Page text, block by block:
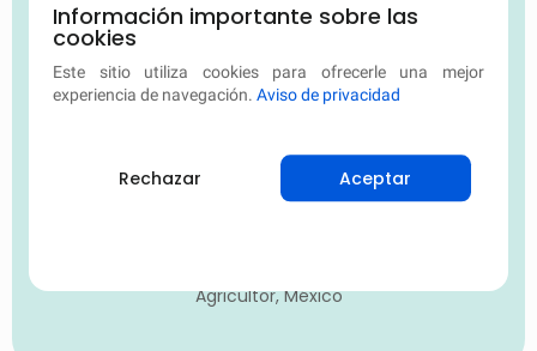
proporcionado excelentes análisis y
soluciones para las enfermedades
de mis plantas. ¡La recomiendo
desee mejorar la salud de sus
Agricultor, México
Información importante sobre las
cookies
Este sitio utiliza cookies para ofrecerle una mejor
experiencia de navegación. Aviso de privacidad
Rechazar Aceptar